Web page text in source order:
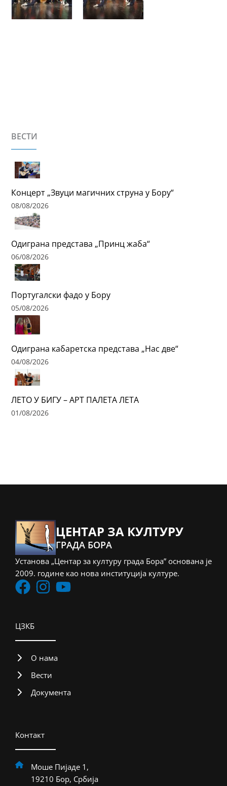
ВЕСТИ
Концерт „Звуци магичних струна у Бору“
08/08/2026
Одиграна представа „Принц жаба“
06/08/2026
Португалски фадо у Бору
05/08/2026
Одиграна кабаретска представа „Нас две“
04/08/2026
ЛЕТО У БИГУ – АРТ ПАЛЕТА ЛЕТА
01/08/2026
ЦЕНТАР ЗА КУЛТУРУ
ГРАДА БОРА
Установа „Центар за културу града Бора” основана је
2009. године као нова институција културе.
ЦЗКБ
О нама
Вести
Документа
Контакт
Моше Пијаде 1,
19210 Бор, Србија